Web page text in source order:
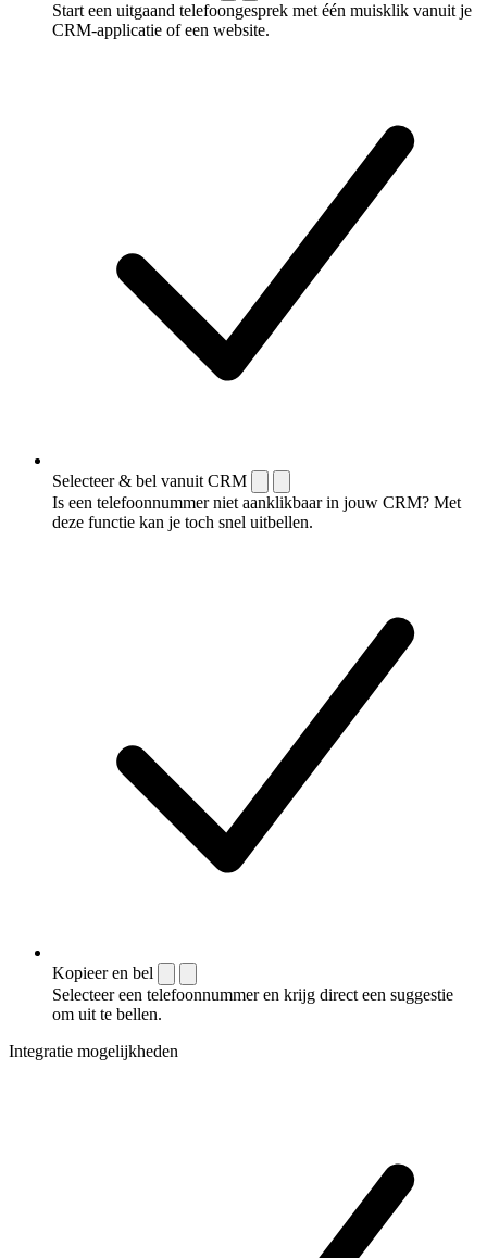
Start een uitgaand telefoongesprek met één muisklik vanuit je
CRM-applicatie of een website.
Selecteer & bel vanuit CRM
Is een telefoonnummer niet aanklikbaar in jouw CRM? Met
deze functie kan je toch snel uitbellen.
Kopieer en bel
Selecteer een telefoonnummer en krijg direct een suggestie
om uit te bellen.
Integratie mogelijkheden